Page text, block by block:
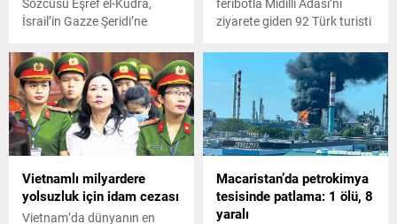
İsrail’in Gazze Şeridi’ne
kaybedenlerin sayısının 15
bin 523’e, yaralıların
sayısının ise 41 bin 316’ya
yükseldiğini bildirdi.
ziyarete giden 92 Türk turisti
Kiryakos Miçotakis, Midilli
Limanı’nda karşılayarak
sürpriz yaptı.
Vietnamlı milyardere
yolsuzluk için idam cezası
Vietnam’da dünyanın en
Macaristan’da petrokimya
tesisinde patlama: 1 ölü, 8
yaralı